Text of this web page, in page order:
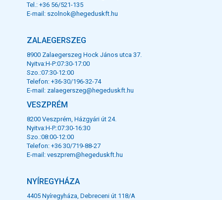
Tel.: +36 56/521-135
E-mail: szolnok@hegeduskft.hu
ZALAEGERSZEG
8900 Zalaegerszeg Hock János utca 37.
Nyitva:H-P:07:30-17:00
Szo.:07:30-12:00
Telefon: +36-30/196-32-74
E-mail: zalaegerszeg@hegeduskft.hu
VESZPRÉM
8200 Veszprém, Házgyári út 24.
Nyitva:H-P.:07:30-16:30
Szo.:08:00-12:00
Telefon: +36 30/719-88-27
E-mail:veszprem@hegeduskft.hu
NYÍREGYHÁZA
4405 Nyíregyháza, Debreceni út 118/A